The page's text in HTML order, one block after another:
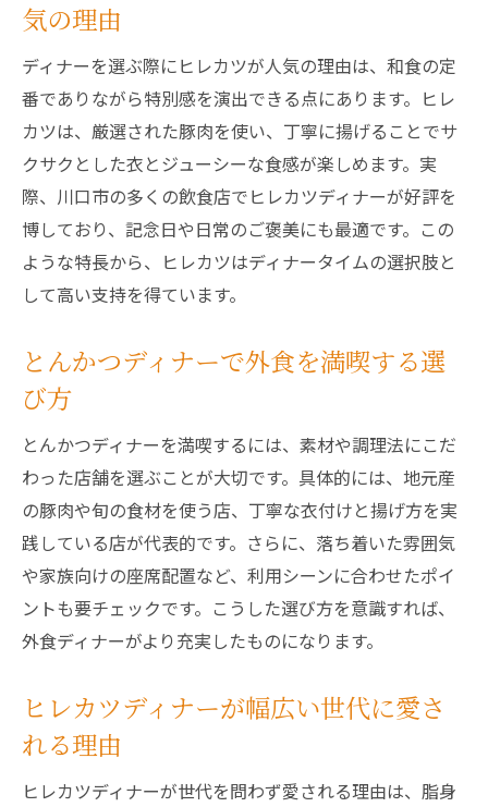
気の理由
ディナーを選ぶ際にヒレカツが人気の理由は、和食の定
番でありながら特別感を演出できる点にあります。ヒレ
カツは、厳選された豚肉を使い、丁寧に揚げることでサ
クサクとした衣とジューシーな食感が楽しめます。実
際、川口市の多くの飲食店でヒレカツディナーが好評を
博しており、記念日や日常のご褒美にも最適です。この
ような特長から、ヒレカツはディナータイムの選択肢と
して高い支持を得ています。
とんかつディナーで外食を満喫する選
び方
とんかつディナーを満喫するには、素材や調理法にこだ
わった店舗を選ぶことが大切です。具体的には、地元産
の豚肉や旬の食材を使う店、丁寧な衣付けと揚げ方を実
践している店が代表的です。さらに、落ち着いた雰囲気
や家族向けの座席配置など、利用シーンに合わせたポイ
ントも要チェックです。こうした選び方を意識すれば、
外食ディナーがより充実したものになります。
ヒレカツディナーが幅広い世代に愛さ
れる理由
ヒレカツディナーが世代を問わず愛される理由は、脂身